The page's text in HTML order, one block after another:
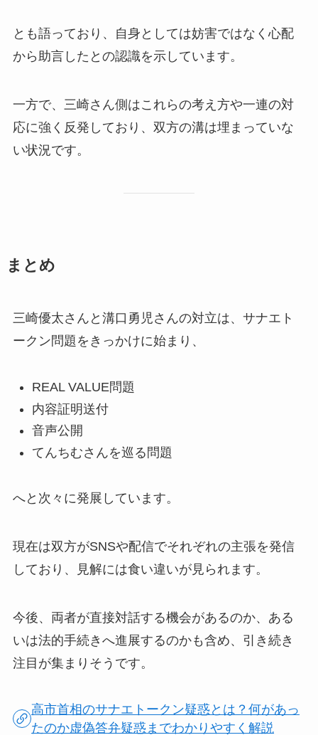
とも語っており、自身としては妨害ではなく心配
から助言したとの認識を示しています。
一方で、三崎さん側はこれらの考え方や一連の対
応に強く反発しており、双方の溝は埋まっていな
い状況です。
まとめ
三崎優太さんと溝口勇児さんの対立は、サナエト
ークン問題をきっかけに始まり、
REAL VALUE問題
内容証明送付
音声公開
てんちむさんを巡る問題
へと次々に発展しています。
現在は双方がSNSや配信でそれぞれの主張を発信
しており、見解には食い違いが見られます。
今後、両者が直接対話する機会があるのか、ある
いは法的手続きへ進展するのかも含め、引き続き
注目が集まりそうです。
高市首相のサナエトークン疑惑とは？何があっ
たのか虚偽答弁疑惑までわかりやすく解説